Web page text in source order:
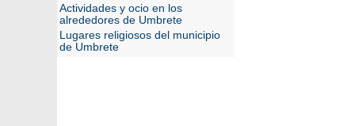
Actividades y ocio en los
alrededores de Umbrete
Lugares religiosos del municipio
de Umbrete